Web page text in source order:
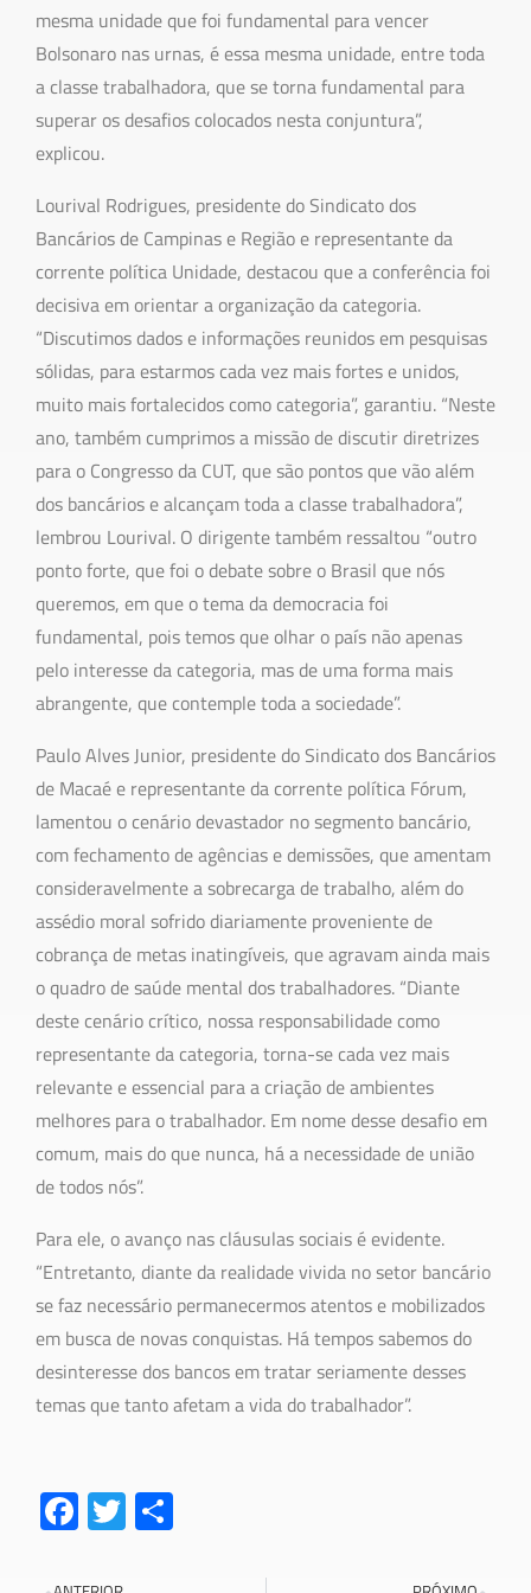
mesma unidade que foi fundamental para vencer
Bolsonaro nas urnas, é essa mesma unidade, entre toda
a classe trabalhadora, que se torna fundamental para
superar os desafios colocados nesta conjuntura”,
explicou.
Lourival Rodrigues, presidente do Sindicato dos
Bancários de Campinas e Região e representante da
corrente política Unidade, destacou que a conferência foi
decisiva em orientar a organização da categoria.
“Discutimos dados e informações reunidos em pesquisas
sólidas, para estarmos cada vez mais fortes e unidos,
muito mais fortalecidos como categoria”, garantiu. “Neste
ano, também cumprimos a missão de discutir diretrizes
para o Congresso da CUT, que são pontos que vão além
dos bancários e alcançam toda a classe trabalhadora”,
lembrou Lourival. O dirigente também ressaltou “outro
ponto forte, que foi o debate sobre o Brasil que nós
queremos, em que o tema da democracia foi
fundamental, pois temos que olhar o país não apenas
pelo interesse da categoria, mas de uma forma mais
abrangente, que contemple toda a sociedade”.
Paulo Alves Junior, presidente do Sindicato dos Bancários
de Macaé e representante da corrente política Fórum,
lamentou o cenário devastador no segmento bancário,
com fechamento de agências e demissões, que amentam
consideravelmente a sobrecarga de trabalho, além do
assédio moral sofrido diariamente proveniente de
cobrança de metas inatingíveis, que agravam ainda mais
o quadro de saúde mental dos trabalhadores. “Diante
deste cenário crítico, nossa responsabilidade como
representante da categoria, torna-se cada vez mais
relevante e essencial para a criação de ambientes
melhores para o trabalhador. Em nome desse desafio em
comum, mais do que nunca, há a necessidade de união
de todos nós”.
Para ele, o avanço nas cláusulas sociais é evidente.
“Entretanto, diante da realidade vivida no setor bancário
se faz necessário permanecermos atentos e mobilizados
em busca de novas conquistas. Há tempos sabemos do
desinteresse dos bancos em tratar seriamente desses
temas que tanto afetam a vida do trabalhador”.
Fa
ce
T
wi